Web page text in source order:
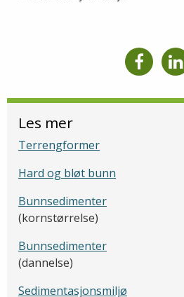
Les mer
Terrengformer
Hard og bløt bunn
Bunnsedimenter
(kornstørrelse)
Bunnsedimenter
(dannelse)
Sedimentasjonsmiljø